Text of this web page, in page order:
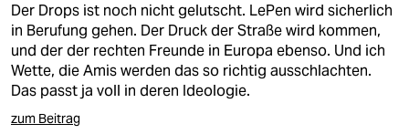
Der Drops ist noch nicht gelutscht. LePen wird sicherlich
in Berufung gehen. Der Druck der Straße wird kommen,
und der der rechten Freunde in Europa ebenso. Und ich
Wette, die Amis werden das so richtig ausschlachten.
Das passt ja voll in deren Ideologie.
zum Beitrag